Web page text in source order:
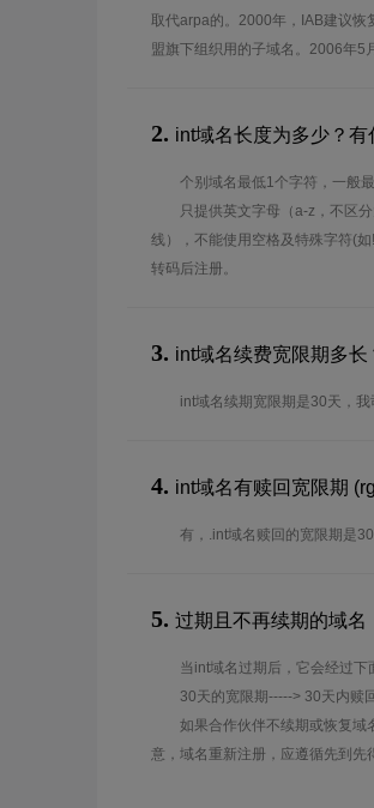
取代arpa的。2000年，IAB建议
盟旗下组织用的子域名。2006年5
2. int域名长度为多少？有
个别域名最低1个字符，一般
只提供英文字母（a-z，不区
线），不能使用空格及特殊字符(
转码后注册。
3. int域名续费宽限期多长
int域名续期宽限期是30天，我
4. int域名有赎回宽限期
有，.int域名赎回的宽限期是30
5. 过期且不再续期的域名
当int域名过期后，它会经过下
30天的宽限期-----> 30天内赎
如果合作伙伴不续期或恢复域
意，域名重新注册，应遵循先到先